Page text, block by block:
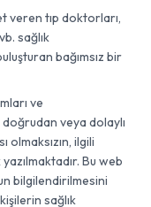
veren tıp doktorları,
sağlık
bağımsız bir
ve
veya dolaylı
ilgili
Bu web
bilgilendirilmesini
sağlık